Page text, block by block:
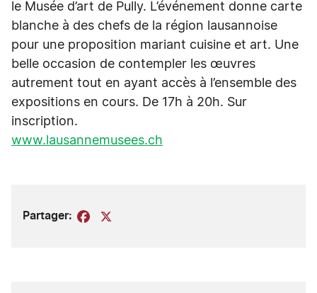
le Musée d’art de Pully. L’événement donne carte
blanche à des chefs de la région lausannoise
pour une proposition mariant cuisine et art. Une
belle occasion de contempler les œuvres
autrement tout en ayant accès à l’ensemble des
expositions en cours. De 17h à 20h. Sur
inscription.
www.lausannemusees.ch
Partager: Facebook